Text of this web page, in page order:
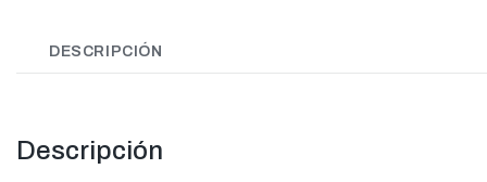
DESCRIPCIÓN
Descripción